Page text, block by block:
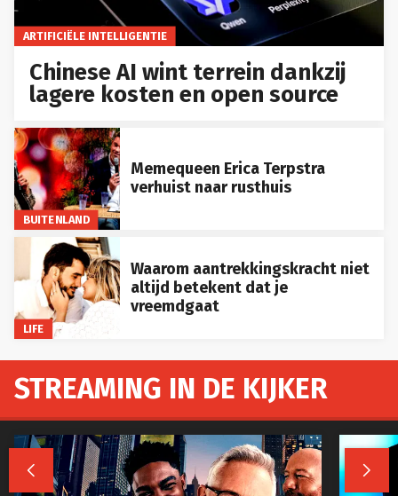
ARTIFICIËLE INTELLIGENTIE
Chinese AI wint terrein dankzij
lagere kosten en open source
BUITENLAND
Memequeen Erica Terpstra
verhuist naar rusthuis
LIFE
Waarom aantrekkingskracht niet
altijd betekent dat je
vreemdgaat
STREAMING IN DE KIJKER
 